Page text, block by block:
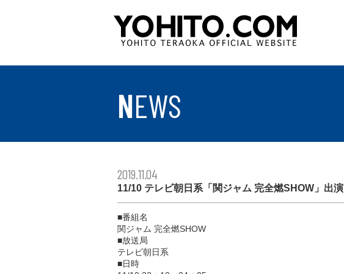
NEWS
2019.11.04
11/10 テレビ朝日系「関ジャム 完全燃SHOW」出演
■番組名
関ジャム 完全燃SHOW
■放送局
テレビ朝日系
■日時